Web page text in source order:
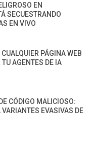
EN
SECUESTRANDO
EN VIVO
PÁGINA WEB
TU AGENTES DE IA
CÓDIGO MALICIOSO:
EVASIVAS DE